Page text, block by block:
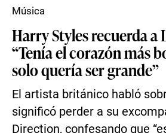
Harry Styles recuerda a
“Tenía el corazón más
solo quería ser grande”
El artista británico habló
significó perder a su
Direction, confesando que
Música